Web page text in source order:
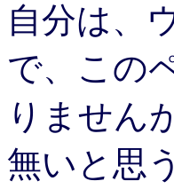
自分は、
で、この
りません
無いと思